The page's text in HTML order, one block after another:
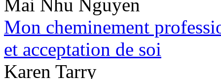
Mai Nhu Nguyen
Mon cheminement
et acceptation de soi
Karen Tarry